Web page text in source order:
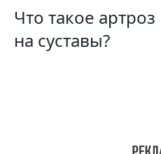
Что такое
на суставы?